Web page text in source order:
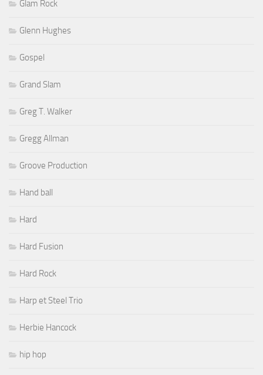
Glam Rock
Glenn Hughes
Gospel
Grand Slam
Greg T. Walker
Gregg Allman
Groove Production
Hand ball
Hard
Hard Fusion
Hard Rock
Harp et Steel Trio
Herbie Hancock
hip hop